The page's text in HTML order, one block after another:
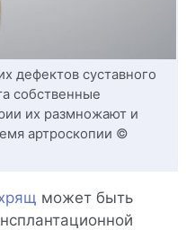
дефектов суставного
собственные
их размножают и
артроскопии ©
может быть